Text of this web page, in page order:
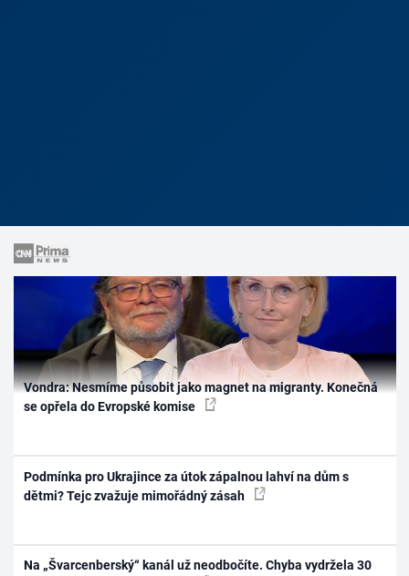
Vondra: Nesmíme působit jako magnet na migranty. Konečná
se opřela do Evropské komise
Podmínka pro Ukrajince za útok zápalnou lahví na dům s
dětmi? Tejc zvažuje mimořádný zásah
Na „Švarcenberský“ kanál už neodbočíte. Chyba vydržela 30